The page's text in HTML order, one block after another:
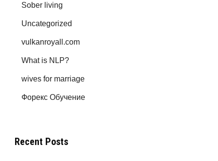
Sober living
Uncategorized
vulkanroyall.com
What is NLP?
wives for marriage
Форекс Обучение
Recent Posts